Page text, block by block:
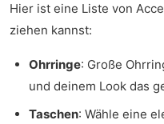
Hier ist eine Liste von
ziehen kannst:
Ohrringe: Große
und deinem Look das
Taschen: Wähle eine